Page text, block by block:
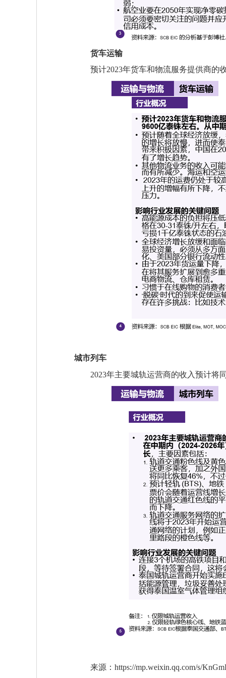
货车运输
预计2023年货车和物流服务提供商的
城市列车
2023年主要城轨运营商的收入预计将
来源：https://mp.weixin.qq.com/s/